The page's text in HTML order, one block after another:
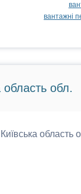
вантажні
область обл.